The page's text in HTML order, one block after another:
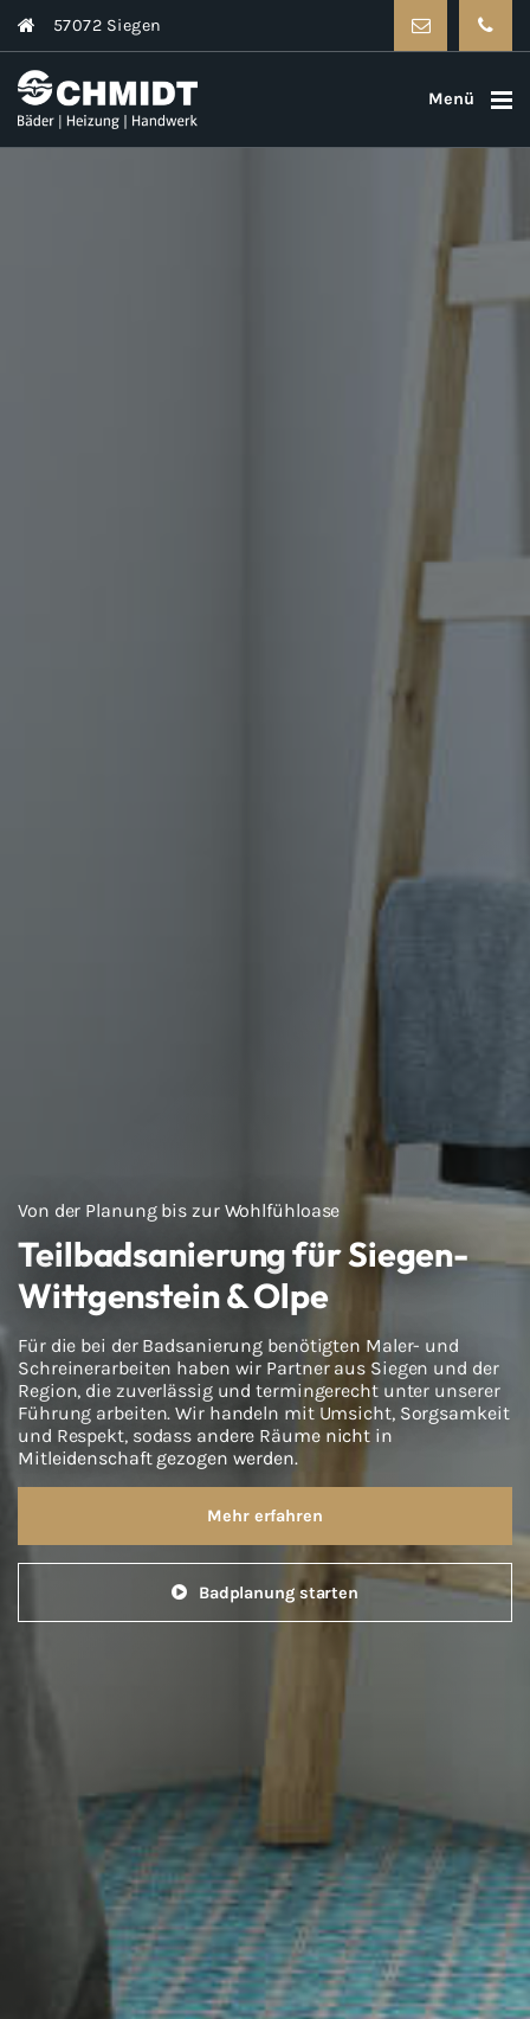
57072 Siegen
Von der Planung bis zur Wohlfühloase
Teilbadsanierung für Siegen-
Wittgenstein & Olpe
Für die bei der Badsanierung benötigten Maler- und
Schreinerarbeiten haben wir Partner aus Siegen und der
Region, die zuverlässig und termingerecht unter unserer
Führung arbeiten. Wir handeln mit Umsicht, Sorgsamkeit
und Respekt, sodass andere Räume nicht in
Mitleidenschaft gezogen werden.
Mehr erfahren
Badplanung starten